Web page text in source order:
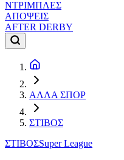
ΝΤΡΙΜΠΛΕΣ
ΑΠΟΨΕΙΣ
AFTER DERBY
ΑΛΛΑ ΣΠΟΡ
ΣΤΙΒΟΣ
ΣΤΙΒΟΣSuper League